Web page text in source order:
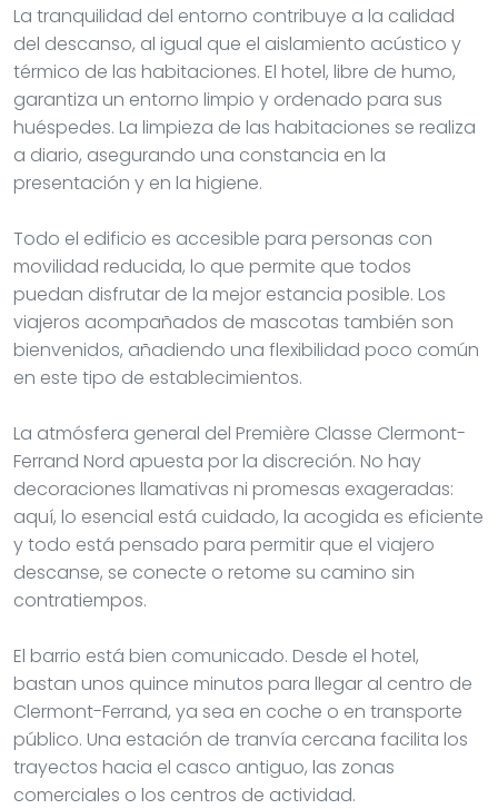
La tranquilidad del entorno contribuye a la calidad
del descanso, al igual que el aislamiento acústico y
térmico de las habitaciones. El hotel, libre de humo,
garantiza un entorno limpio y ordenado para sus
huéspedes. La limpieza de las habitaciones se realiza
a diario, asegurando una constancia en la
presentación y en la higiene.
Todo el edificio es accesible para personas con
movilidad reducida, lo que permite que todos
puedan disfrutar de la mejor estancia posible. Los
viajeros acompañados de mascotas también son
bienvenidos, añadiendo una flexibilidad poco común
en este tipo de establecimientos.
La atmósfera general del Première Classe Clermont-
Ferrand Nord apuesta por la discreción. No hay
decoraciones llamativas ni promesas exageradas:
aquí, lo esencial está cuidado, la acogida es eficiente
y todo está pensado para permitir que el viajero
descanse, se conecte o retome su camino sin
contratiempos.
El barrio está bien comunicado. Desde el hotel,
bastan unos quince minutos para llegar al centro de
Clermont-Ferrand, ya sea en coche o en transporte
público. Una estación de tranvía cercana facilita los
trayectos hacia el casco antiguo, las zonas
comerciales o los centros de actividad.